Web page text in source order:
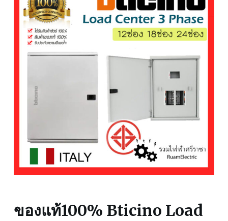
ของแท้100% Bticino Load